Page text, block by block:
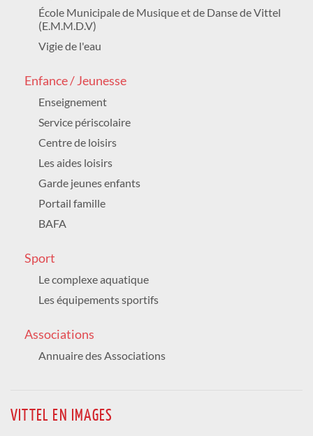
DU VENDREDI 28 AOÛT 2026 AU DIMANCHE
30 AOÛT 2026
minuit, dimanche 7h30 à minuit
FESTIVAL DE LA FORÊT FANTASTIQUE
Festivités / Nature /
8h30 à 18h00
Salle du Moulin
40 ÈME SALON DES COLLECTIONNEURS
Culture / Animation
COURSES HIPPIQUES
Sport / Animation
10h à 18h
MARCHÉ DE L'ARTISANAT ET DU GOÛT
16h00
École Municipale de Musique et de Danse de Vittel
(E.M.M.D.V)
Vigie de l'eau
Enfance / Jeunesse
Enseignement
Service périscolaire
Centre de loisirs
Les aides loisirs
Garde jeunes enfants
Portail famille
BAFA
Sport
Le complexe aquatique
Les équipements sportifs
Associations
Annuaire des Associations
VITTEL EN IMAGES